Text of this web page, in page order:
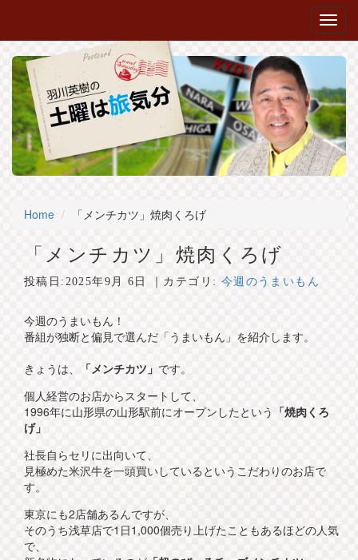
Home 「メンチカツ」焼肉くろげ
「メンチカツ」焼肉くろげ
投稿日: 2025年9月 6日 ｜カテゴリ: 今週のうまいもん
今週のうまいもん！
番組が独断と偏見で選んだ「うまいもん」を紹介します。
きょうは、
「メンチカツ」 です。
個人経営のお店からスタートして、
1996年に山形県の山形駅前にオープンしたという 「焼肉くろ
げ」
社長自らセリに出向いて、
見極めた米沢牛を一頭買いしているというこだわりのお店で
す。
東京にも2店舗あるんですが、
そのうち浅草店で1日1,000個売り上げたこともあるほどの人気
で、